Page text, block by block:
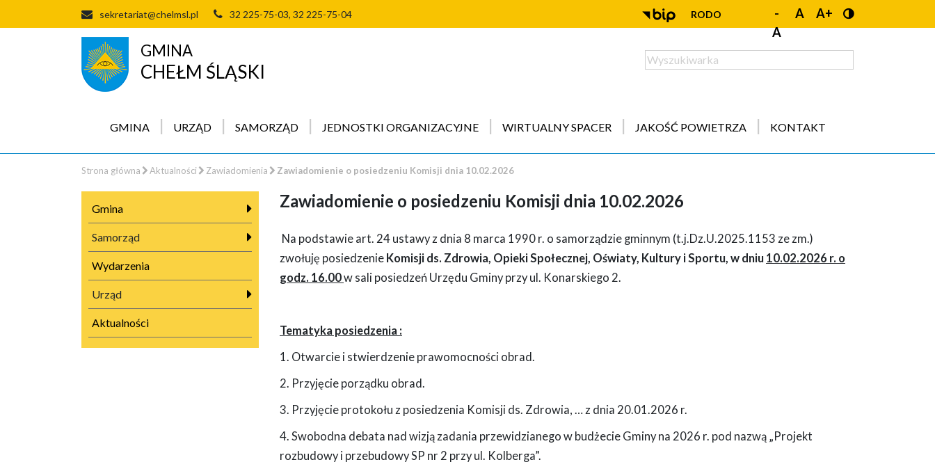
sekretariat@chelmsl.pl 32 225-75-03, 32 225-75-04 RODO
-
A
A A+
GMINA
CHEŁM ŚLĄSKI
GMINA URZĄD SAMORZĄD JEDNOSTKI ORGANIZACYJNE WIRTUALNY SPACER JAKOŚĆ POWIETRZA KONTAKT
Strona główna Aktualności Zawiadomienia Zawiadomienie o posiedzeniu Komisji dnia 10.02.2026
Gmina
Samorząd
Wydarzenia
Urząd
Aktualności
Zawiadomienie o posiedzeniu Komisji dnia 10.02.2026
Na podstawie art. 24 ustawy z dnia 8 marca 1990 r. o samorządzie gminnym (t.j.Dz.U.2025.1153 ze zm.)
zwołuję posiedzenie Komisji ds. Zdrowia, Opieki Społecznej, Oświaty, Kultury i Sportu, w dniu 10.02.2026 r. o
godz. 16.00w sali posiedzeń Urzędu Gminy przy ul. Konarskiego 2.
Tematyka posiedzenia :
1. Otwarcie i stwierdzenie prawomocności obrad.
2. Przyjęcie porządku obrad.
3. Przyjęcie protokołu z posiedzenia Komisji ds. Zdrowia, … z dnia 20.01.2026 r.
4. Swobodna debata nad wizją zadania przewidzianego w budżecie Gminy na 2026 r. pod nazwą „Projekt
rozbudowy i przebudowy SP nr 2 przy ul. Kolberga”.